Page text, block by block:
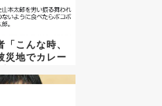
「こんな時、
災地でカレー